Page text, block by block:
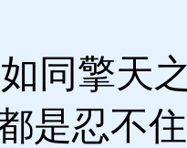
同擎天
是忍不